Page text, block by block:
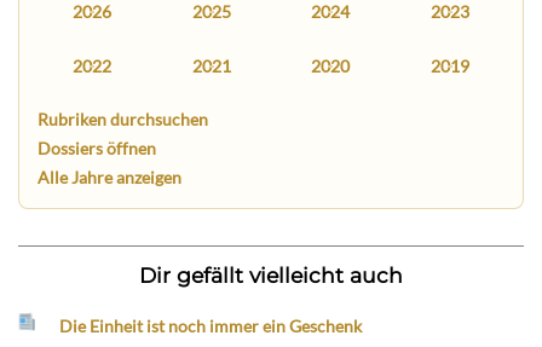
2026 2025 2024 2023
2022 2021 2020 2019
Rubriken durchsuchen
Dossiers öffnen
Alle Jahre anzeigen
Dir gefällt vielleicht auch
Die Einheit ist noch immer ein Geschenk